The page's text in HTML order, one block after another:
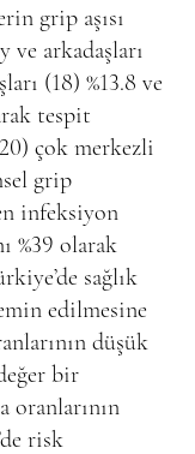
grip aşısı
ve arkadaşları
(18) %13.8 ve
tespit
çok merkezli
grip
infeksiyon
%39 olarak
sağlık
edilmesine
düşük
bir
oranlarının
risk